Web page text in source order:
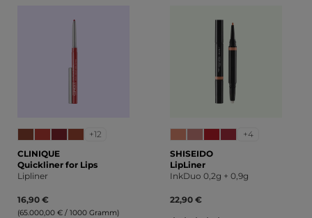
+12
CLINIQUE
Quickliner for Lips
Lipliner
16,90 €
(65.000,00 € / 1000 Gramm)
+4
SHISEIDO
LipLiner
InkDuo 0,2g + 0,9g
22,90 €